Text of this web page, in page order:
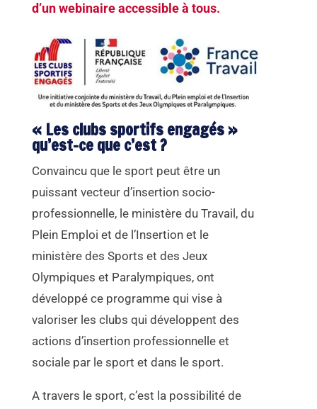
d’un webinaire accessible à tous.
« Les clubs sportifs engagés »
qu’est-ce que c’est ?
Convaincu que le sport peut être un
puissant vecteur d’insertion socio-
professionnelle, le ministère du Travail, du
Plein Emploi et de l’Insertion et le
ministère des Sports et des Jeux
Olympiques et Paralympiques, ont
développé ce programme qui vise à
valoriser les clubs qui développent des
actions d’insertion professionnelle et
sociale par le sport et dans le sport.
A travers le sport, c’est la possibilité de